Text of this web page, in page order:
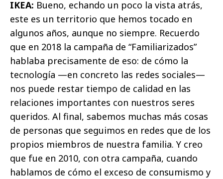
IKEA: Bueno, echando un poco la vista atrás,
este es un territorio que hemos tocado en
algunos años, aunque no siempre. Recuerdo
que en 2018 la campaña de “Familiarizados”
hablaba precisamente de eso: de cómo la
tecnología —en concreto las redes sociales—
nos puede restar tiempo de calidad en las
relaciones importantes con nuestros seres
queridos. Al final, sabemos muchas más cosas
de personas que seguimos en redes que de los
propios miembros de nuestra familia. Y creo
que fue en 2010, con otra campaña, cuando
hablamos de cómo el exceso de consumismo y